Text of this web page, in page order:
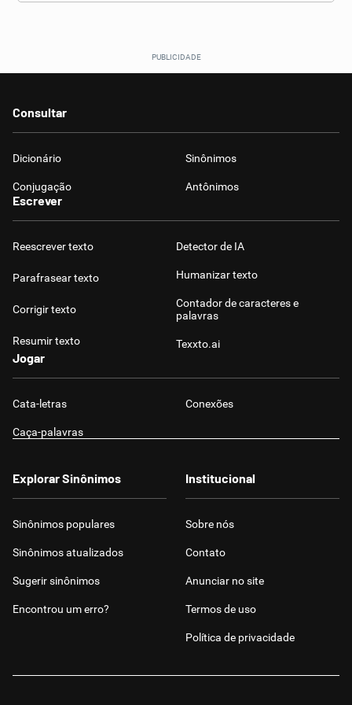
Consultar
Dicionário Sinônimos
Conjugação Antônimos
Escrever
Reescrever texto
Parafrasear texto
Corrigir texto
Resumir texto
Detector de IA
Humanizar texto
Contador de caracteres e
palavras
Texxto.ai
Jogar
Cata-letras Conexões
Caça-palavras
Explorar Sinônimos
Sinônimos populares
Sinônimos atualizados
Sugerir sinônimos
Encontrou um erro?
Institucional
Sobre nós
Contato
Anunciar no site
Termos de uso
Política de privacidade